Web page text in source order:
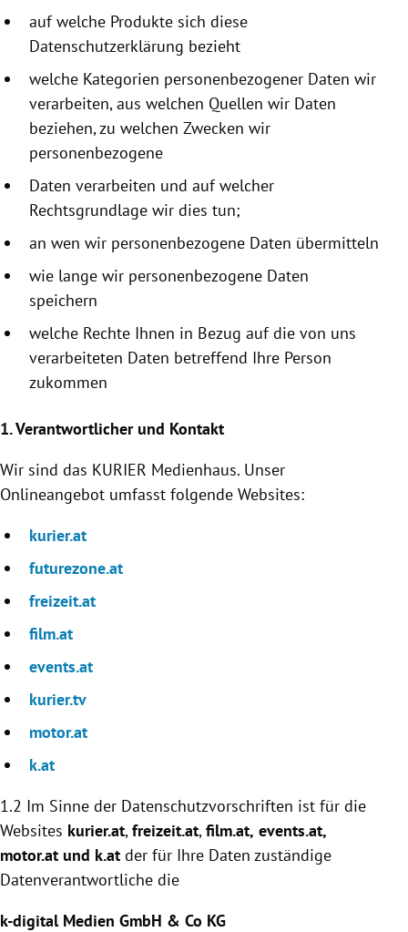
Untermenü
auf welche Produkte sich diese
Datenschutzerklärung bezieht
welche Kategorien personenbezogener Daten wir
verarbeiten, aus welchen Quellen wir Daten
beziehen, zu welchen Zwecken wir
personenbezogene
Daten verarbeiten und auf welcher
Rechtsgrundlage wir dies tun;
an wen wir personenbezogene Daten übermitteln
wie lange wir personenbezogene Daten
speichern
welche Rechte Ihnen in Bezug auf die von uns
verarbeiteten Daten betreffend Ihre Person
zukommen
1. Verantwortlicher und Kontakt
Wir sind das KURIER Medienhaus. Unser
Onlineangebot umfasst folgende Websites:
kurier.at
futurezone.at
freizeit.at
film.at
events.at
kurier.tv
motor.at
k.at
1.2 Im Sinne der Datenschutzvorschriften ist für die
Websites kurier.at, freizeit.at, film.at, events.at,
motor.at und k.at der für Ihre Daten zuständige
Datenverantwortliche die
k-digital Medien GmbH & Co KG